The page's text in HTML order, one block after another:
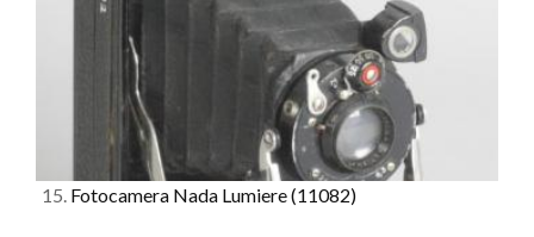
15. Fotocamera Nada Lumiere(11082)